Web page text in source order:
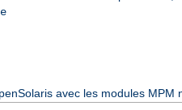
avec les modules MPM